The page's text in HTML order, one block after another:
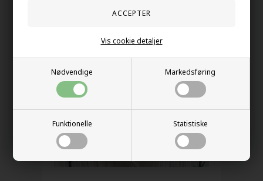
Nødvendige Markedsføring
Funktionelle Statistiske
Vis cookie detaljer